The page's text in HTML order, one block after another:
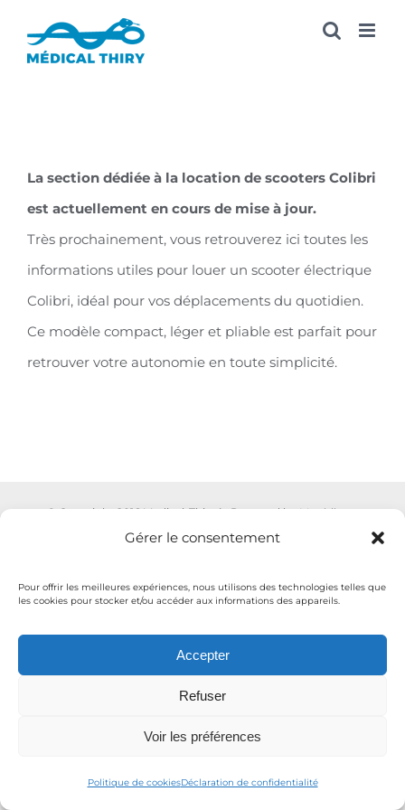
Gérer le consentement
Pour offrir les meilleures expériences, nous utilisons des technologies telles que
les cookies pour stocker et/ou accéder aux informations des appareils.
Accepter
Refuser
Voir les préférences
Politique de cookiesDéclaration de confidentialité
La section dédiée à la location de scooters Colibri
est actuellement en cours de mise à jour.
Très prochainement, vous retrouverez ici toutes les
informations utiles pour louer un scooter électrique
Colibri, idéal pour vos déplacements du quotidien.
Ce modèle compact, léger et pliable est parfait pour
retrouver votre autonomie en toute simplicité.
© Copyright 2016 Medical-Thiry | Powered byMoobilog
Mentions légales / Politique de confidentialité
FacebookYouTube